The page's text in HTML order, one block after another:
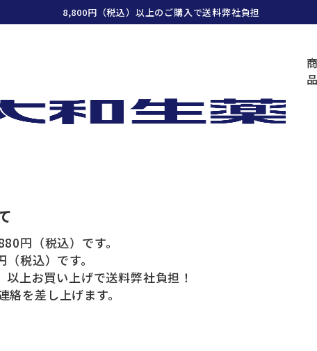
8,800円（税込）以上のご購入で送料弊社負担
商
品
円（税込）です。
税込）です。
上お買い上げで送料弊社負担！
を差し上げます。